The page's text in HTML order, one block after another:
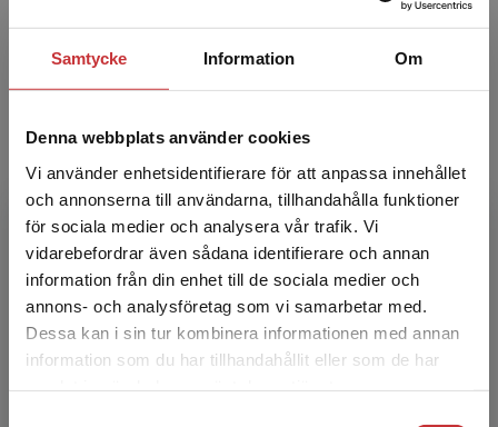
Samtycke Information Om
Denna webbplats använder cookies
Vi använder enhetsidentifierare för att anpassa innehållet
och annonserna till användarna, tillhandahålla funktioner
för sociala medier och analysera vår trafik. Vi
vidarebefordrar även sådana identifierare och annan
information från din enhet till de sociala medier och
annons- och analysföretag som vi samarbetar med.
Dessa kan i sin tur kombinera informationen med annan
information som du har tillhandahållit eller som de har
Begränsad fraktregion
Det verkar som att du besöker
studentlitteratur.se via en enhet utanför Sverige.
Exkl. moms: 553 kr
Författare
Per Gunnar Burström
Per Gunnar Burström är teknologie doktor och